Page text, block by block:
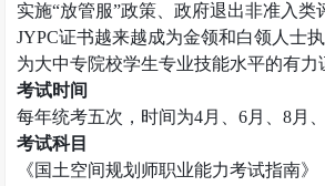
实施“放管服”政策、政府退出非准入类
JYPC证书越来越成为金领和白领人士
为大中专院校学生专业技能水平的有力
考试时间
每年统考五次，时间为4月、6月、8月、
考试科目
《国土空间规划师职业能力考试指南》